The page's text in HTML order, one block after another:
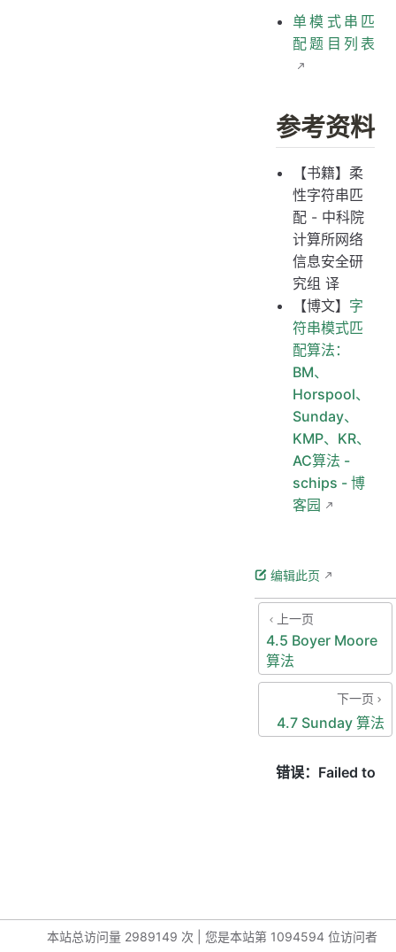
单模式串匹
配题目列表
参考资料
【书籍】柔
性字符串匹
配 - 中科院
计算所网络
信息安全研
究组 译
【博文】 字
符串模式匹
配算法：
BM、
Horspool、
Sunday、
KMP、KR、
AC算法 -
schips - 博
客园
编辑此页
上一页
4.5 Boyer Moore
算法
下一页
4.7 Sunday 算法
本站总访问量 2989149 次 您是本站第 1094594 位访问者